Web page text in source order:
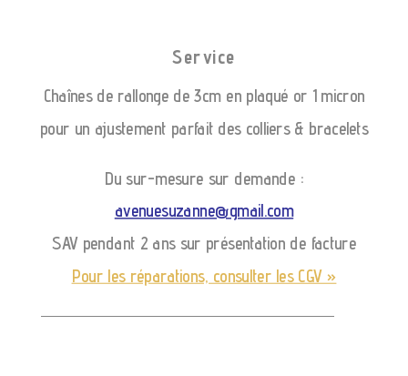
Service
Chaînes de rallonge de 3cm en plaqué or 1 micron
pour un ajustement parfait des colliers & bracelets
Du sur-mesure sur demande :
avenuesuzanne@gmail.com
SAV pendant 2 ans sur présentation de facture
Pour les réparations, consulter les CGV »